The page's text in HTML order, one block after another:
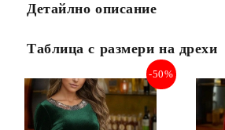
Детайлно описание
Таблица с размери на дрехи
-50%